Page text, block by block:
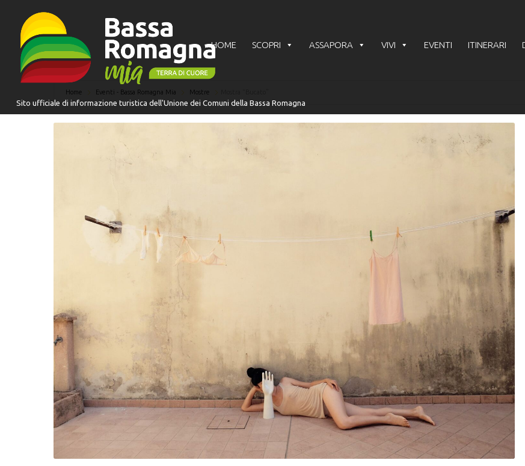
HOME SCOPRI ASSAPORA VIVI EVENTI ITINERARI
Home Eventi - Bassa Romagna Mia Mostre